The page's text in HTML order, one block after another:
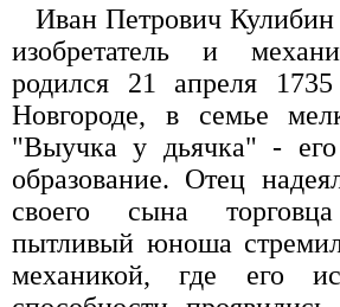
Иван Петрович
изобретатель и
родился 21 апреля
Новгороде, в семье
"Выучка у дьячка" - его
образование. Отец
своего сына
пытливый юноша
механикой, где его